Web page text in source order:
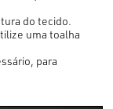
do tecido.
uma toalha
para